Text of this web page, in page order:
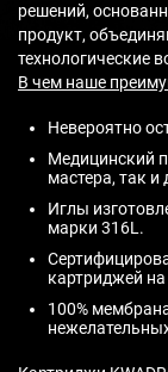
решений,
продукт,
технологические
В чем наше
Невероятно
Медицинский
мастера, так и
Иглы
марки 316L.
картриджей
100%